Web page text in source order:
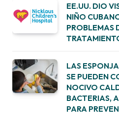
EE.UU. DIO
NIÑO
PROBLEMAS
LAS
SE PUEDEN
NOCIVO
BACTERIAS,
PARA